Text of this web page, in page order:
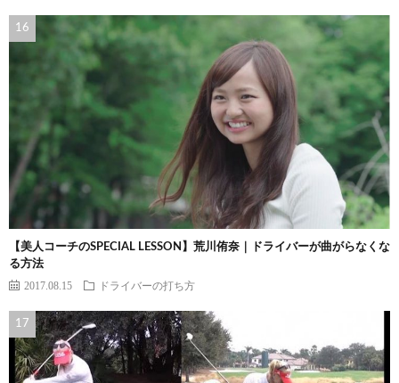
【美人コーチのSPECIAL LESSON】荒川侑奈｜ドライバーが曲がらなくな
る方法
2017.08.15 ドライバーの打ち方